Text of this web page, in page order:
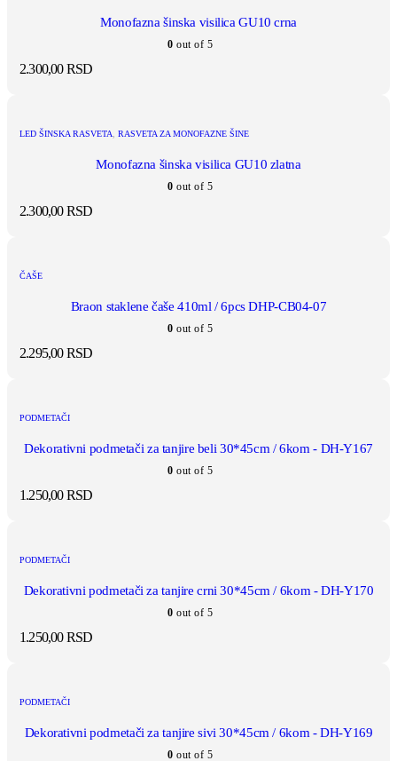
Monofazna šinska visilica GU10 crna
0 out of 5
2.300,00RSD
LED ŠINSKA RASVETA, RASVETA ZA MONOFAZNE ŠINE
Monofazna šinska visilica GU10 zlatna
0 out of 5
2.300,00RSD
ČAŠE
Braon staklene čaše 410ml / 6pcs DHP-CB04-07
0 out of 5
2.295,00RSD
PODMETAČI
Dekorativni podmetači za tanjire beli 30*45cm / 6kom - DH-Y167
0 out of 5
1.250,00RSD
PODMETAČI
Dekorativni podmetači za tanjire crni 30*45cm / 6kom - DH-Y170
0 out of 5
1.250,00RSD
PODMETAČI
Dekorativni podmetači za tanjire sivi 30*45cm / 6kom - DH-Y169
0 out of 5